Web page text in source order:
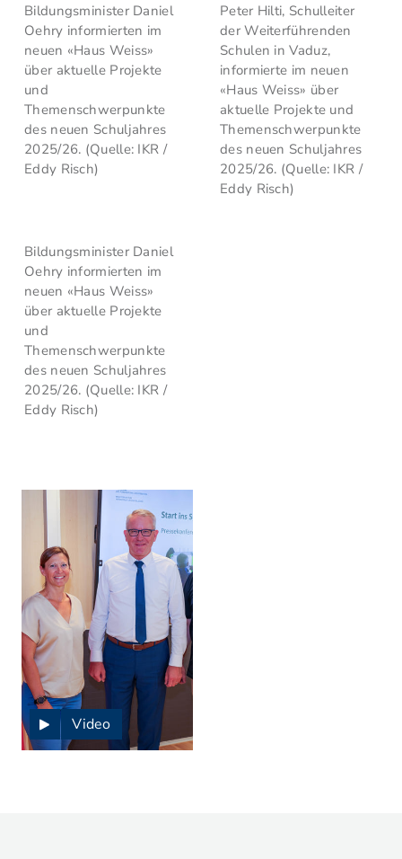
Bildungsminister Daniel
Oehry informierten im
neuen «Haus Weiss»
über aktuelle Projekte
und
Themenschwerpunkte
des neuen Schuljahres
2025/26. (Quelle: IKR /
Eddy Risch)
Peter Hilti, Schulleiter
der Weiterführenden
Schulen in Vaduz,
informierte im neuen
«Haus Weiss» über
aktuelle Projekte und
Themenschwerpunkte
des neuen Schuljahres
2025/26. (Quelle: IKR /
Eddy Risch)
Bildungsminister Daniel
Oehry informierten im
neuen «Haus Weiss»
über aktuelle Projekte
und
Themenschwerpunkte
des neuen Schuljahres
2025/26. (Quelle: IKR /
Eddy Risch)
Video